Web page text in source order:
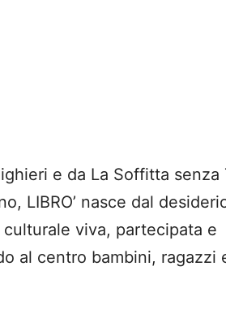
e da La Soffitta
LIBRO’ nasce dal
viva, partecipata e
al centro bambini, ragazzi